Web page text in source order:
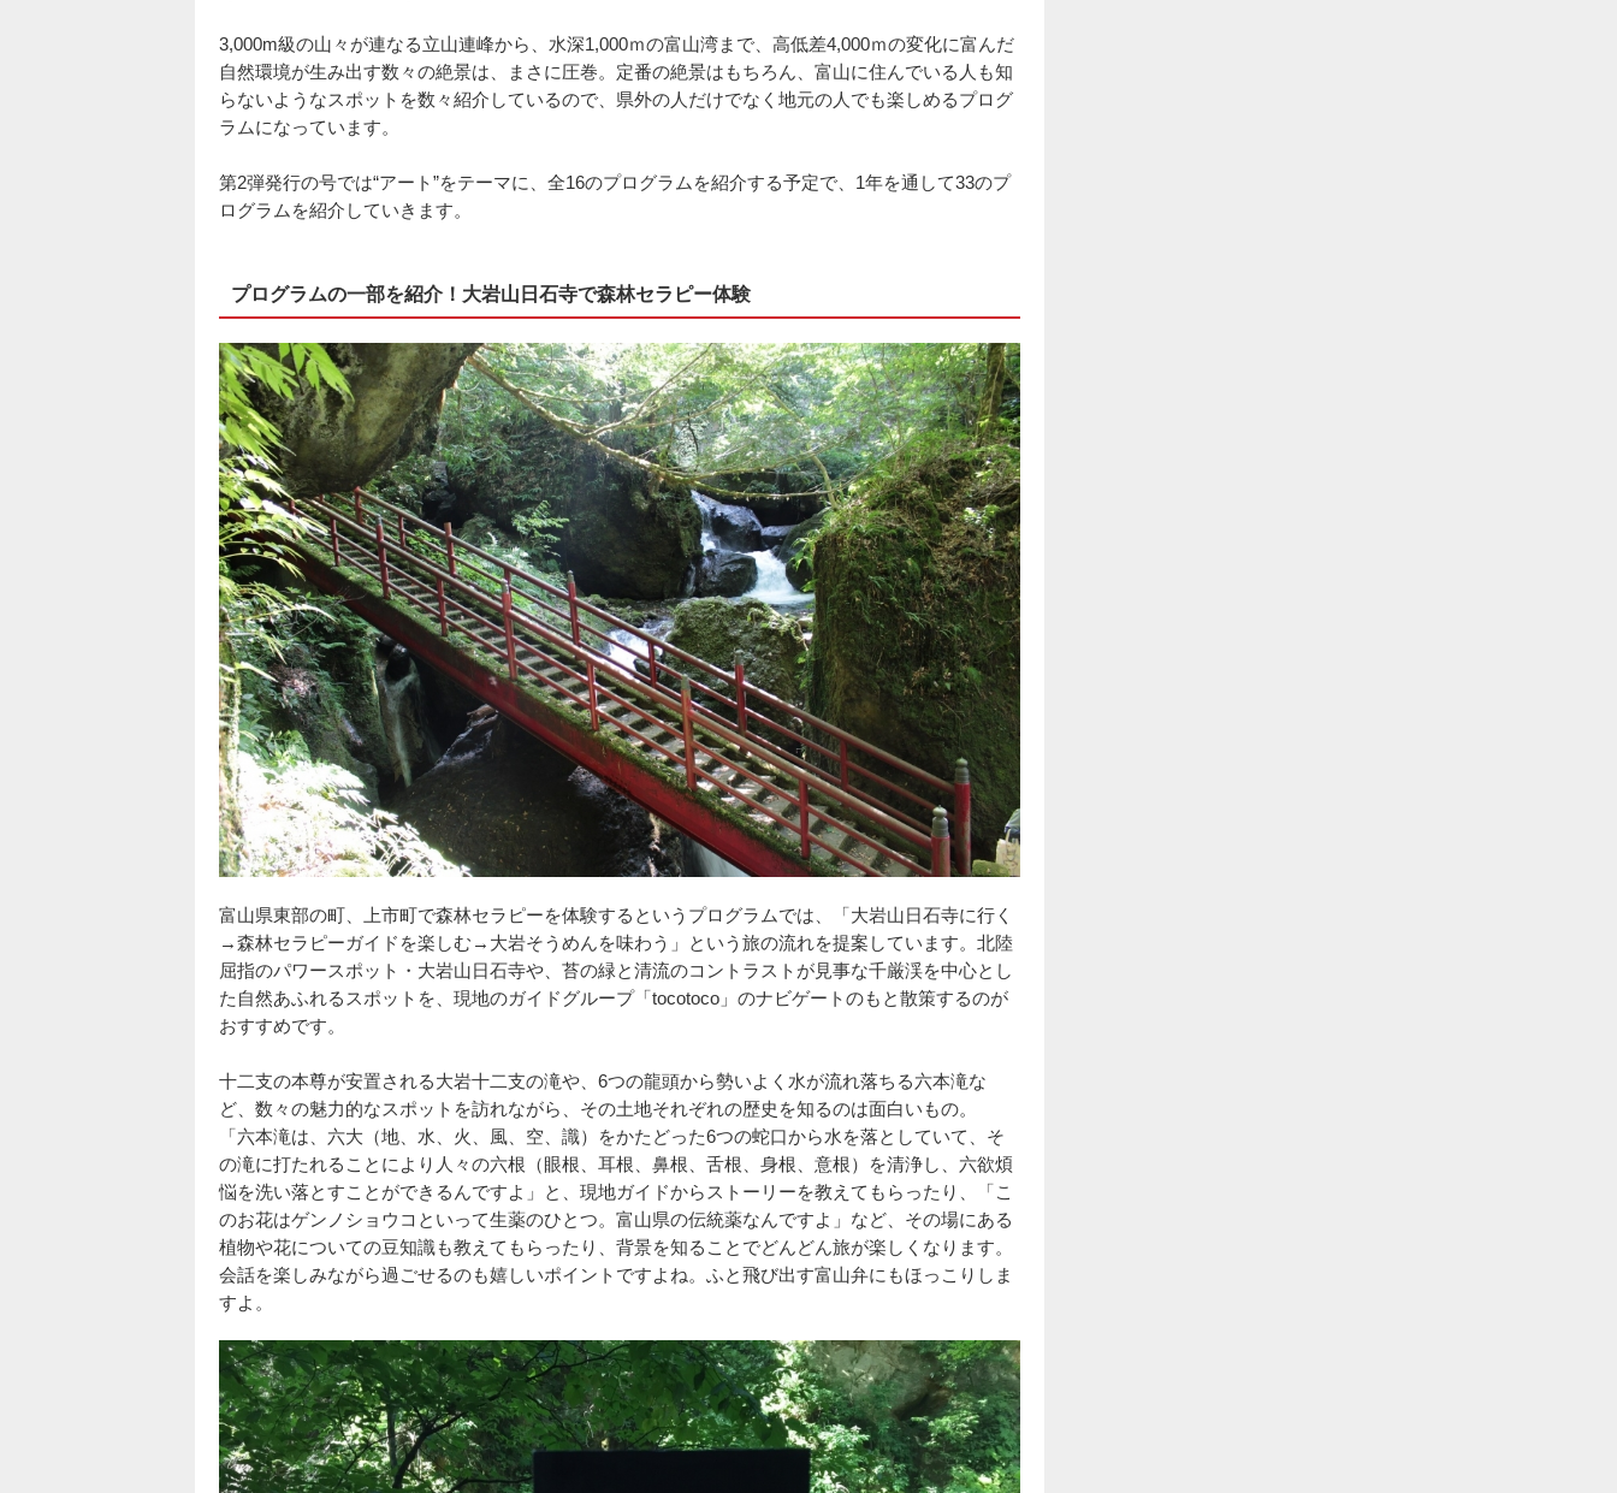
3,000m級の山々が連なる立山連峰から、水深1,000ｍの富山湾まで、高低差4,000ｍの変化に富んだ
自然環境が生み出す数々の絶景は、まさに圧巻。定番の絶景はもちろん、富山に住んでいる人も知
らないようなスポットを数々紹介しているので、県外の人だけでなく地元の人でも楽しめるプログ
ラムになっています。
第2弾発行の号では“アート”をテーマに、全16のプログラムを紹介する予定で、1年を通して33のプ
ログラムを紹介していきます。
プログラムの一部を紹介！大岩山日石寺で森林セラピー体験
富山県東部の町、上市町で森林セラピーを体験するというプログラムでは、「大岩山日石寺に行く
→森林セラピーガイドを楽しむ→大岩そうめんを味わう」という旅の流れを提案しています。北陸
屈指のパワースポット・大岩山日石寺や、苔の緑と清流のコントラストが見事な千厳渓を中心とし
た自然あふれるスポットを、現地のガイドグループ「tocotoco」のナビゲートのもと散策するのが
おすすめです。
十二支の本尊が安置される大岩十二支の滝や、6つの龍頭から勢いよく水が流れ落ちる六本滝な
ど、数々の魅力的なスポットを訪れながら、その土地それぞれの歴史を知るのは面白いもの。
「六本滝は、六大（地、水、火、風、空、識）をかたどった6つの蛇口から水を落としていて、そ
の滝に打たれることにより人々の六根（眼根、耳根、鼻根、舌根、身根、意根）を清浄し、六欲煩
悩を洗い落とすことができるんですよ」と、現地ガイドからストーリーを教えてもらったり、「こ
のお花はゲンノショウコといって生薬のひとつ。富山県の伝統薬なんですよ」など、その場にある
植物や花についての豆知識も教えてもらったり、背景を知ることでどんどん旅が楽しくなります。
会話を楽しみながら過ごせるのも嬉しいポイントですよね。ふと飛び出す富山弁にもほっこりしま
すよ。